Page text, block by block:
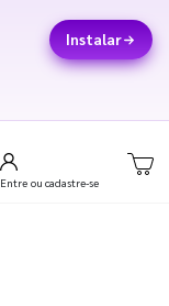
Instalar
Entre ou cadastre-se